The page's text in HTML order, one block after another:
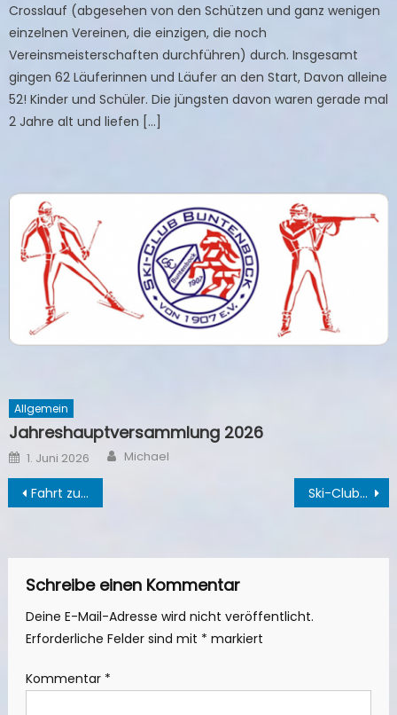
Crosslauf (abgesehen von den Schützen und ganz wenigen
einzelnen Vereinen, die einzigen, die noch
Vereinsmeisterschaften durchführen) durch. Insgesamt
gingen 62 Läuferinnen und Läufer an den Start, Davon alleine
52! Kinder und Schüler. Die jüngsten davon waren gerade mal
2 Jahre alt und liefen […]
Allgemein
Jahreshauptversammlung 2026
Posted
on
1. Juni 2026 Author
Michael
Beitragsnavigation
Fahrt zum Adventsmarkt Wöltingerode Ski-Clubs mache Kinder winterfit
Schreibe einen Kommentar
Deine E-Mail-Adresse wird nicht veröffentlicht.
Erforderliche Felder sind mit * markiert
Kommentar *